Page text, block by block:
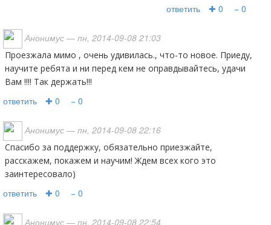
ответить ✚ 0 − 0
Анонимус — пн, 2014-09-08 21:03
Проезжала мимо , очень удивилась., что-то новое. Приеду,
научите ребята и ни перед кем не оправдывайтесь, удачи
Вам !!!! Так держать!!!
ответить ✚ 0 − 0
Анонимус — пн, 2014-09-08 22:16
Спасибо за поддержку, обязательно приезжайте,
расскажем, покажем и научим! Ждем всех кого это
заинтересовало)
ответить ✚ 0 − 0
Анонимус — пн, 2014-09-08 22:54